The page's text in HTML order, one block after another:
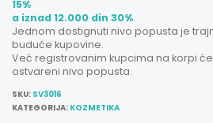
15%
a iznad 12.000 din 30%.
Jednom dostignuti nivo popusta je
buduće kupovine.
Već registrovanim kupcima na korpi
ostvareni nivo popusta.
SKU: SV3016
KATEGORIJA: KOZMETIKA